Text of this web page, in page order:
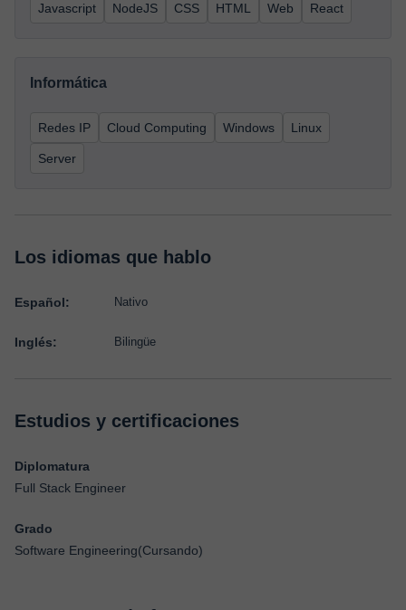
Javascript NodeJS CSS HTML Web React
Informática
Redes IP Cloud Computing Windows Linux
Server
Los idiomas que hablo
Español: Nativo
Inglés: Bilingüe
Estudios y certificaciones
Diplomatura
Full Stack Engineer
Grado
Software Engineering(Cursando)